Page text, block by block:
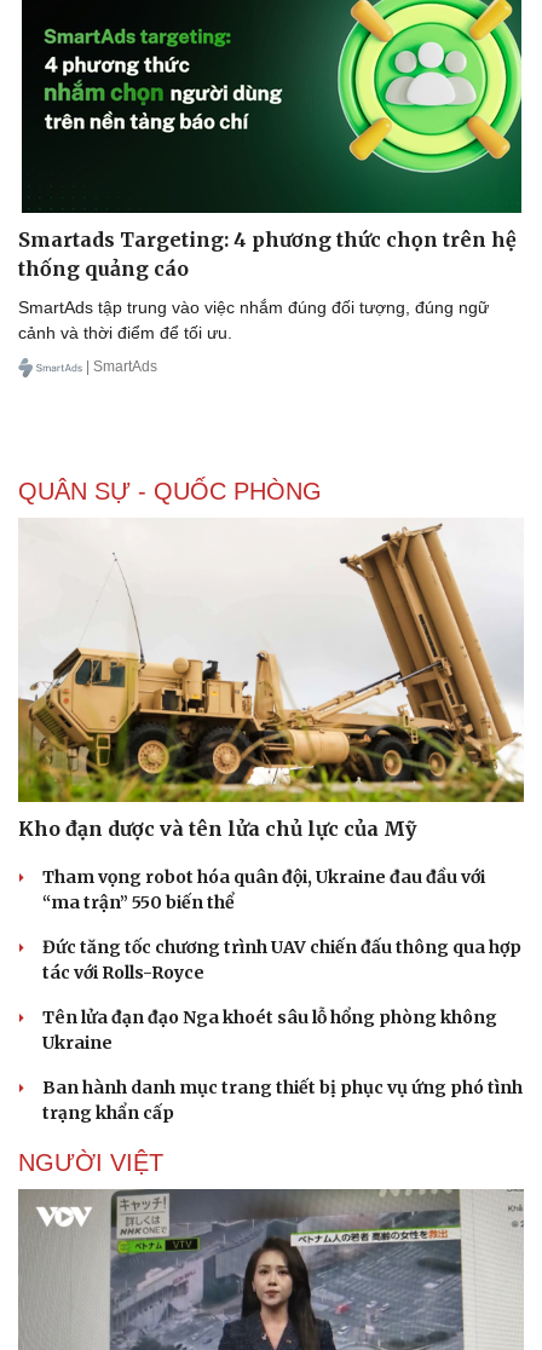
Doanh nghiệp
Công nghệ
Sành điệu
Tin Công nghệ
Smartads Targeting: 4 phương thức chọn trên hệ
thống quảng cáo
SmartAds tập trung vào việc nhắm đúng đối tượng, đúng ngữ
cảnh và thời điểm để tối ưu.
| SmartAds
QUÂN SỰ - QUỐC PHÒNG
Kho đạn dược và tên lửa chủ lực của Mỹ
Tham vọng robot hóa quân đội, Ukraine đau đầu với
“ma trận” 550 biến thể
Đức tăng tốc chương trình UAV chiến đấu thông qua hợp
tác với Rolls-Royce
Tên lửa đạn đạo Nga khoét sâu lỗ hổng phòng không
Ukraine
Ban hành danh mục trang thiết bị phục vụ ứng phó tình
trạng khẩn cấp
NGƯỜI VIỆT